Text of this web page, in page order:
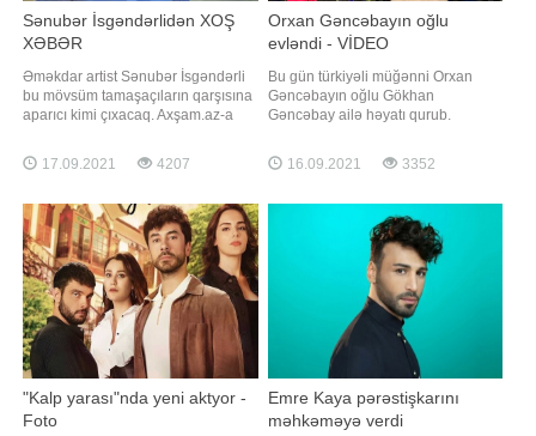
Sənubər İsgəndərlidən XOŞ
XƏBƏR
Əməkdar artist Sənubər İsgəndərli
bu mövsüm tamaşaçıların qarşısına
aparıcı kimi çıxacaq. Axşam.az-a
"Xəzər TV" ilə anlaşıb. Onun
proqramının adı "Sənətdən kənar"
məlumat yayıb. Verilişin çəkilişləri
bir neçə gündü
17.09.2021 4207
Orxan Gəncəbayın oğlu
evləndi - VİDEO
Bu gün türkiyəli müğənni Orxan
Gəncəbayın oğlu Gökhan
Gəncəbay ailə həyatı qurub.
Gökhan uzun müddətdir eşq
yaşadığı Seda Hanla Çırağan
Cütlüyün xoş günündən görüntülər
sosial şəbəkədə yayılıb
16.09.2021 3352
"Kalp yarası"nda yeni aktyor -
Foto
Emre Kaya pərəstişkarını
məhkəməyə verdi